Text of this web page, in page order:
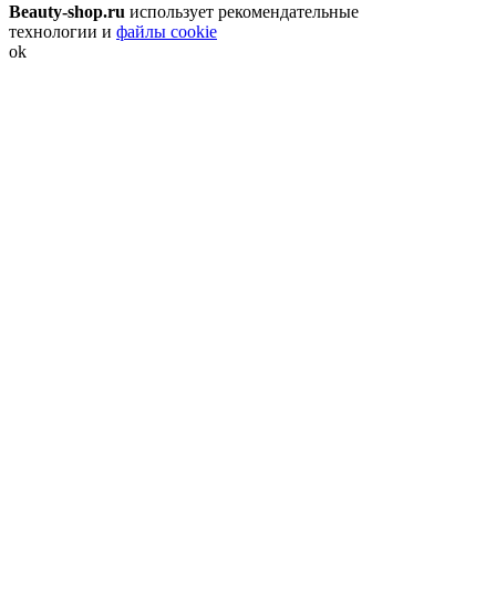
Beauty-shop.ru использует рекомендательные
технологии и файлы cookie
ok